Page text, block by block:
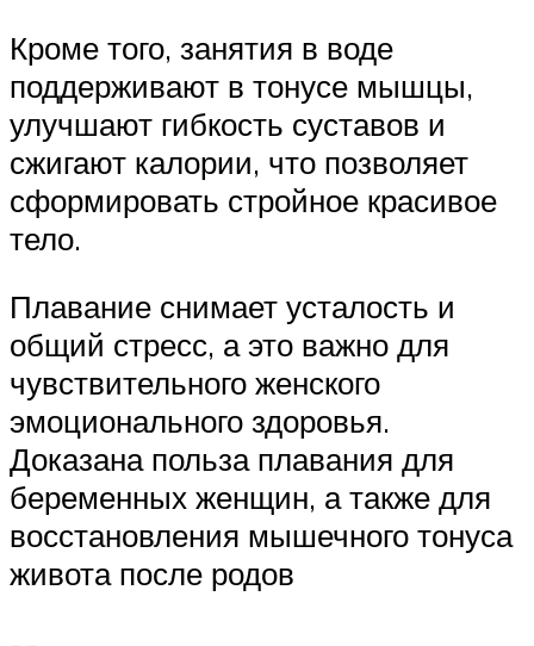
Кроме того, занятия в воде
поддерживают в тонусе мышцы,
улучшают гибкость суставов и
сжигают калории, что позволяет
сформировать стройное красивое
тело.
Плавание снимает усталость и
общий стресс, а это важно для
чувствительного женского
эмоционального здоровья.
Доказана польза плавания для
беременных женщин, а также для
восстановления мышечного тонуса
живота после родов